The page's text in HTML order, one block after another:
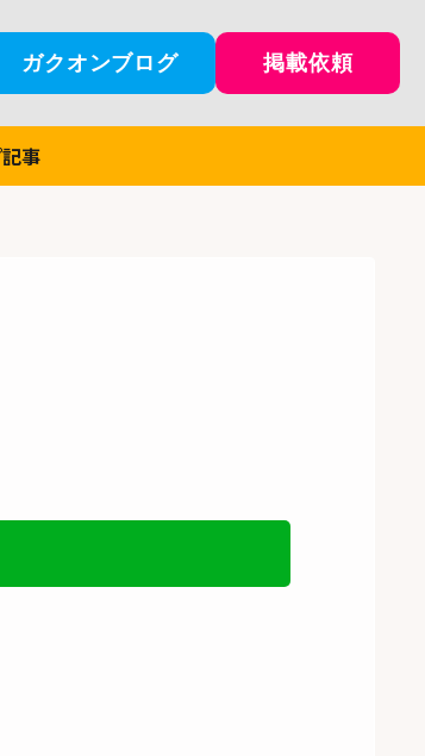
ガクオンブログ 掲載依頼
事